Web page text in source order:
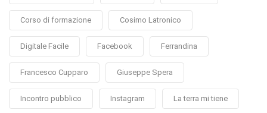
Corso di formazione Cosimo Latronico
Digitale Facile Facebook Ferrandina
Francesco Cupparo Giuseppe Spera
Incontro pubblico Instagram La terra mi tiene